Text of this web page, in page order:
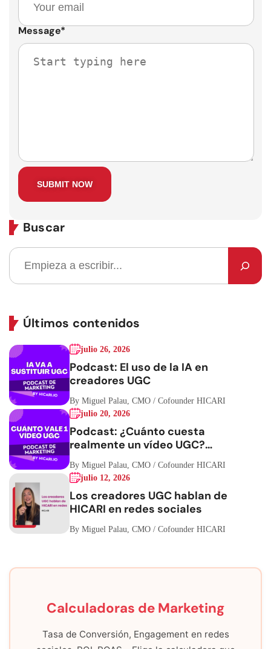
Message*
Buscar
Últimos contenidos
julio 26, 2026
Podcast: El uso de la IA en
creadores UGC
By Miguel Palau, CMO / Cofounder HICARI
julio 20, 2026
Podcast: ¿Cuánto cuesta
realmente un vídeo UGC?
Hablemos de números
By Miguel Palau, CMO / Cofounder HICARI
julio 12, 2026
Los creadores UGC hablan de
HICARI en redes sociales
By Miguel Palau, CMO / Cofounder HICARI
Calculadoras de Marketing
Tasa de Conversión, Engagement en redes